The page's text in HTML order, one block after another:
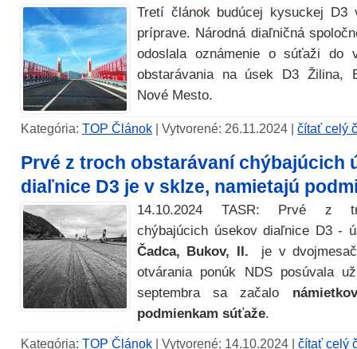
Tretí článok budúcej kysuckej D3
príprave. Národná diaľničná
odoslala oznámenie o súťaži do
obstarávania na úsek D3 Žilina,
Nové Mesto.
Kategória: TOP Článok | Vytvorené: 26.11.2024 | čítať celý
Prvé z troch obstarávaní chýbajúcich
diaľnice D3 je v sklze, namietajú
14.10.2024 TASR: Prvé z
chýbajúcich úsekov diaľnice D3 -
Čadca, Bukov, II.
je v
otvárania ponúk NDS posúvala
septembra sa začalo
podmienkam súťaže.
Kategória: TOP Článok | Vytvorené: 14.10.2024 | čítať celý